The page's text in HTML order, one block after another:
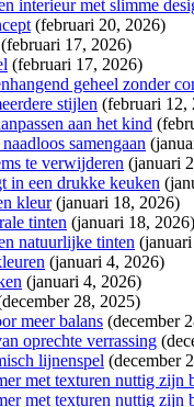
interieur met slimme
(februari 20, 2026)
(februari 17, 2026)
(februari 17, 2026)
geheel zonder
stijlen (februari 12,
aan het kind
samengaan
te verwijderen (januari
in een drukke keuken
kleur (januari 18, 2026)
tinten (januari 18, 2026)
natuurlijke tinten
(januari 4, 2026)
(januari 4, 2026)
28, 2025)
meer balans (december
oprechte verrassing
lijnenspel (december
met texturen nuttig zijn
met texturen nuttig zijn